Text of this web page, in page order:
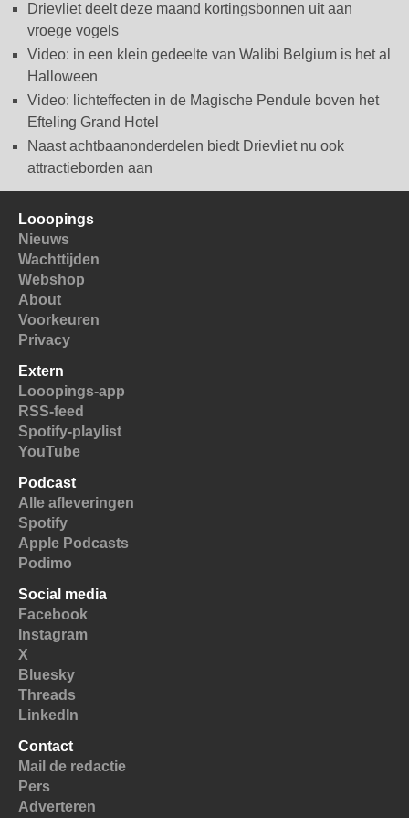
Drievliet deelt deze maand kortingsbonnen uit aan
vroege vogels
Video: in een klein gedeelte van Walibi Belgium is het al
Halloween
Video: lichteffecten in de Magische Pendule boven het
Efteling Grand Hotel
Naast achtbaanonderdelen biedt Drievliet nu ook
attractieborden aan
Looopings
Nieuws
Wachttijden
Webshop
About
Voorkeuren
Privacy
Extern
Looopings-app
RSS-feed
Spotify-playlist
YouTube
Podcast
Alle afleveringen
Spotify
Apple Podcasts
Podimo
Social media
Facebook
Instagram
X
Bluesky
Threads
LinkedIn
Contact
Mail de redactie
Pers
Adverteren